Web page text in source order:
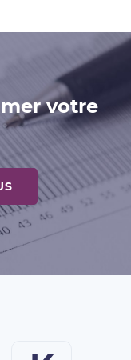
votre